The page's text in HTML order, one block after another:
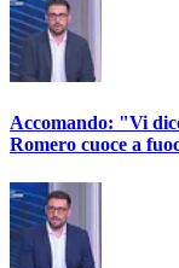
Accomando: "Vi
Romero cuoce a